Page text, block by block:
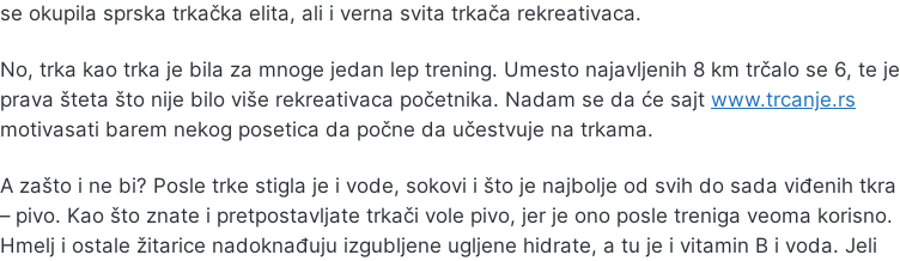
se okupila sprska trkačka elita, ali i verna svita trkača rekreativaca.
No, trka kao trka je bila za mnoge jedan lep trening. Umesto najavljenih 8 km trčalo se 6, te je
prava šteta što nije bilo više rekreativaca početnika. Nadam se da će sajt www.trcanje.rs
motivasati barem nekog posetica da počne da učestvuje na trkama.
A zašto i ne bi? Posle trke stigla je i vode, sokovi i što je najbolje od svih do sada viđenih tkra
– pivo. Kao što znate i pretpostavljate trkači vole pivo, jer je ono posle treniga veoma korisno.
Hmelj i ostale žitarice nadoknađuju izgubljene ugljene hidrate, a tu je i vitamin B i voda. Jeli